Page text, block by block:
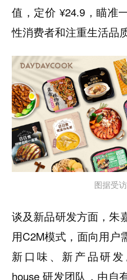
值，定价 ¥24.9，瞄准
性消费者和注重生活品
图据受
谈及新品研发方面，朱
用C2M模式，面向用户
新口味、新产品研
house 研发团队，由自